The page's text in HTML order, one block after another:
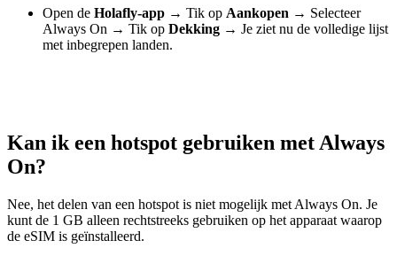
Open de Holafly-app → Tik op Aankopen → Selecteer
Always On → Tik op Dekking → Je ziet nu de volledige lijst
met inbegrepen landen.
Kan ik een hotspot gebruiken met Always
On?
Nee, het delen van een hotspot is niet mogelijk met Always On. Je
kunt de 1 GB alleen rechtstreeks gebruiken op het apparaat waarop
de eSIM is geïnstalleerd.